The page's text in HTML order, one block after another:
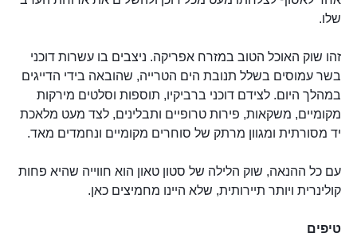
שלו.
זהו שוק האוכל הטוב במזרח אפריקה. ניצבים בו עשרות דוכני
בשר עמוסים בשלל תנובת הים הטרייה, שהובאה בידי הדייגים
במהלך היום. לצידם דוכני ברביקיו, תוספות וסלטים מירקות
מקומיים, משקאות, פירות טרופיים ותבלינים, לצד מעט מלאכת
יד מסורתית ומגוון מרתק של סוחרים מקומיים ונחמדים מאד.
עם כל ההנאה, שוק הלילה של סטון טאון הוא חווייה שהיא פחות
קולינרית ויותר תיירותית, שלא היינו מחמיצים כאן.
טיפים